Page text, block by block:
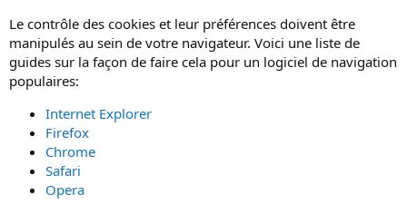
Le contrôle des cookies et leur préférences doivent être
manipulés au sein de votre navigateur. Voici une liste de
guides sur la façon de faire cela pour un logiciel de navigation
populaires:
Internet Explorer
Firefox
Chrome
Safari
Opera